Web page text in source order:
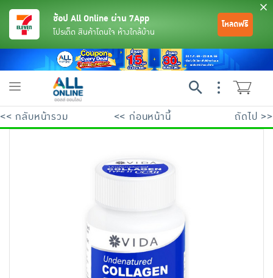
ช้อป All Online ผ่าน 7App
โปรเด็ด สินค้าโดนใจ ห้างใกล้บ้าน
โหลดฟรี
Toggle
<< กลับหน้ารวม << ก่อนหน้านี้ ถัดไป >>